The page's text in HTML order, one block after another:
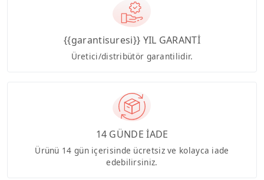
{{garantisuresi}} YIL GARANTİ
Üretici/distribütör garantilidir.
14 GÜNDE İADE
Ürünü 14 gün içerisinde ücretsiz ve kolayca iade
edebilirsiniz.